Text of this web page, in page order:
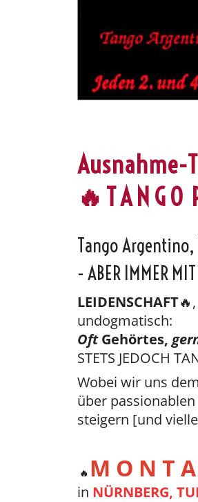
Ausnahme-
🔥 T A N G
Tango
- ABER IMMER
LEIDENSCHAFT
undogmatisch:
OftGehörtes,
STETS JEDOCH
Wobei wir uns
über passionablen
steigern [und
🔥 M O N T
in NÜRNBERG,